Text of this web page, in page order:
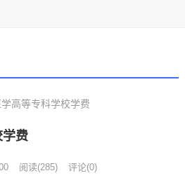
高等专科学校学费
学费
阅读(285) 评论(0)